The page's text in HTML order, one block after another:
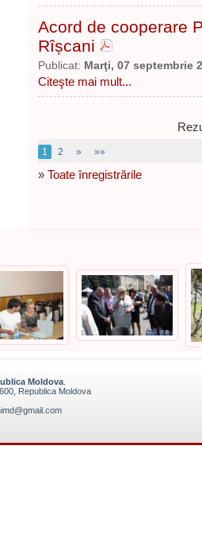
Acord de cooperare
Rîșcani
Publicat: Marţi, 07 septembrie
Citeşte mai mult...
1 2 » »»
» Toate înregistrările
Moldova
Republica Moldova